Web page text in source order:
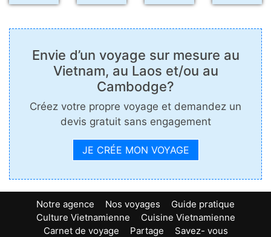
Envie d’un voyage sur mesure au
Vietnam, au Laos et/ou au
Cambodge?
Créez votre propre voyage et demandez un
devis gratuit sans engagement
JE CRÉE MON VOYAGE
Notre agence Nos voyages
Guide pratique
Culture Vietnamienne
Cuisine Vietnamienne
Carnet de voyage
Partage
Savez- vous